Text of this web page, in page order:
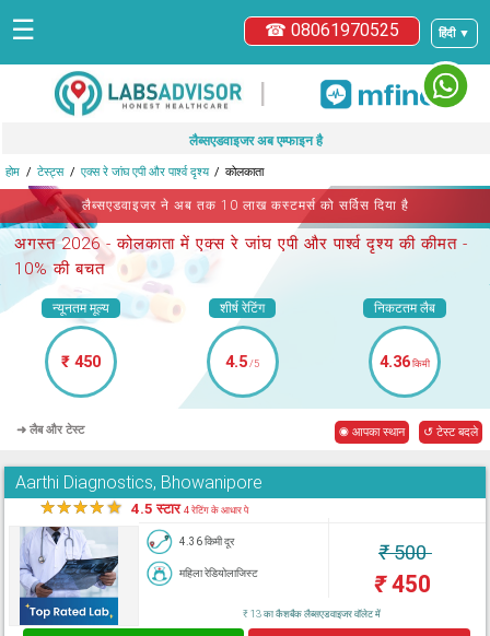
हिंदी ▼
☎ 08061970525
☰
|
लैब्सएडवाइजर अब एम्फाइन है
होम टेस्ट्स एक्स रे जांघ एपी और पार्श्व दृश्य कोलकाता
लैब्सएडवाइजर ने अब तक 10 लाख कस्टमर्स को सर्विस दिया है
अगस्त 2026 -कोलकाता में एक्स रे जांघ एपी और पार्श्व दृश्य की कीमत -
10% की बचत
न्यूनतम मूल्य
₹ 450
शीर्ष रेटिंग
4.5/5
निकटतम लैब
4.36किमी
➜ लैब और टेस्ट ◉ आपका स्थान ↺ टेस्ट बदले
Aarthi Diagnostics, Bhowanipore
★★★★★ 4.5 स्टार4 रेटिंग के आधार पे
4.36 किमी दूर
महिला रेडियोलाजिस्ट
₹500
₹450
₹ 13 का कैशबैक लैब्सएडवाइजर वॉलेट में